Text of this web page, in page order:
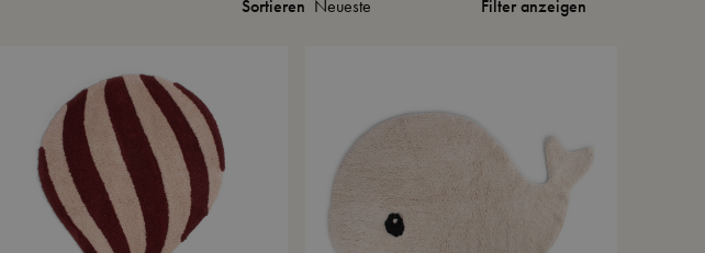
Sortieren Filter anzeigen